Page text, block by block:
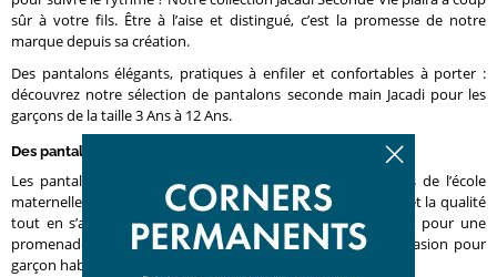
sûr à votre fils. Être à l’aise et distingué, c’est la promesse de notre
marque depuis sa création.
Des pantalons élégants, pratiques à enfiler et confortables à porter :
découvrez notre sélection de pantalons seconde main Jacadi pour les
garçons de la taille 3 Ans à 12 Ans.
Des pantalons pour tous les petits garçons
Les pantalons Jacadi Seconde Vie accompagnent votre fils de l’école
maternelle jusqu’à l’entrée du collège. Ils allient la simplicité et la qualité
tout en s’adaptant à tous les styles. À l’école, à la maison, pour une
promenade en ville ou à la campagne, nos pantalons d’occasion pour
garçon habillent votre enfant avec style.